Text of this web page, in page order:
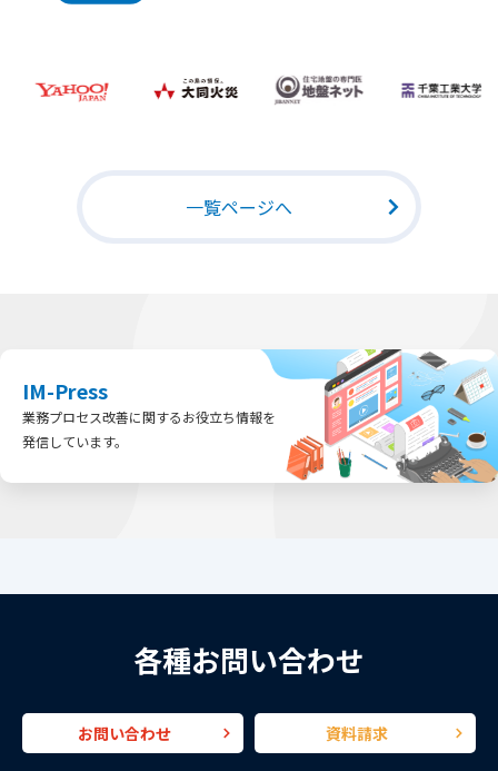
一覧ページへ
IM-Press
業務プロセス改善に関するお役立ち情報を
発信しています。
各種お問い合わせ
お問い合わせ 資料請求